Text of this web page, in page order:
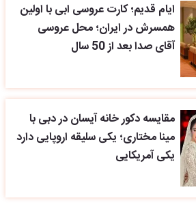
ایام قدیم؛ کارت عروسی ابی با اولین
همسرش در ایران؛ محل عروسی
آقای صدا بعد از 50 سال
مقایسه دکور خانه آیسان در دبی با
مینا مختاری؛ یکی سلیقه اروپایی دارد
یکی آمریکایی